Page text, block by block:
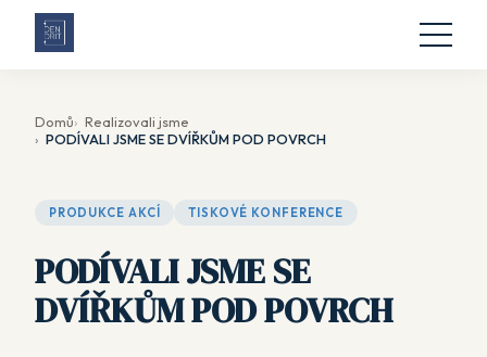
Domů
Realizovali jsme
PODÍVALI JSME SE DVÍŘKŮM POD POVRCH
PRODUKCE AKCÍ TISKOVÉ KONFERENCE
PODÍVALI JSME SE
DVÍŘKŮM POD POVRCH